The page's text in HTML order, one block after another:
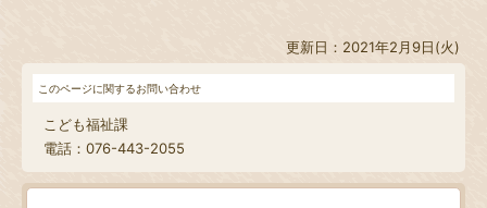
更新日：2021年2月9日(火)
このページに関するお問い合わせ
こども福祉課
電話：076-443-2055